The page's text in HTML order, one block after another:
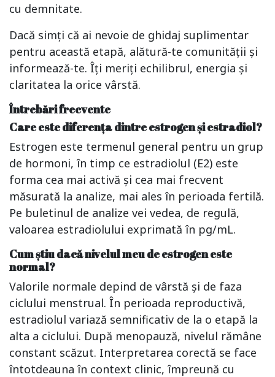
cu demnitate.
Dacă simți că ai nevoie de ghidaj suplimentar
pentru această etapă, alătură-te comunității și
informează-te. Îți meriți echilibrul, energia și
claritatea la orice vârstă.
Întrebări frecvente
Care este diferența dintre estrogen și estradiol?
Estrogen este termenul general pentru un grup
de hormoni, în timp ce estradiolul (E2) este
forma cea mai activă și cea mai frecvent
măsurată la analize, mai ales în perioada fertilă.
Pe buletinul de analize vei vedea, de regulă,
valoarea estradiolului exprimată în pg/mL.
Cum știu dacă nivelul meu de estrogen este
normal?
Valorile normale depind de vârstă și de faza
ciclului menstrual. În perioada reproductivă,
estradiolul variază semnificativ de la o etapă la
alta a ciclului. După menopauză, nivelul rămâne
constant scăzut. Interpretarea corectă se face
întotdeauna în context clinic, împreună cu